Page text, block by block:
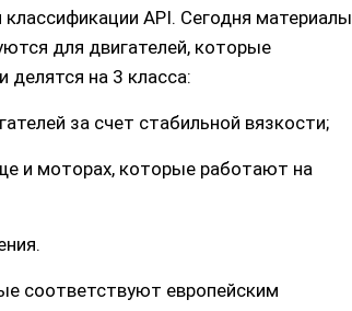
API. Сегодня материалы
для двигателей, которые
делятся на 3 класса:
за счет стабильной вязкости;
и моторах, которые работают на
соответствуют европейским